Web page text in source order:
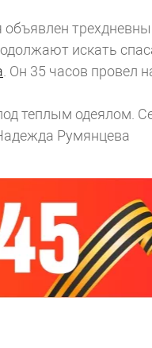
искать
. Он 35 часов провел
теплым одеялом.
Румянцева